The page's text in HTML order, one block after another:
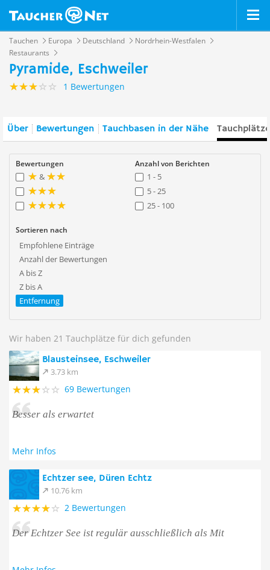
Tauchen Europa Deutschland
Nordrhein-Westfalen
Restaurants
Pyramide, Eschweiler
1 Bewertungen
Über Bewertungen Tauchbasen in der Nähe
Bewertungen
&
Anzahl von Berichten
1 - 5
5 - 25
25 - 100
Sortieren nach
Empfohlene Einträge
Anzahl der Bewertungen
A bis Z
Z bis A
Entfernung
Wir haben 21 Tauchplätze für dich gefunden
Blausteinsee, Eschweiler
3.73 km
69 Bewertungen
Besser als erwartet
Mehr Infos
Echtzer see, Düren Echtz
10.76 km
2 Bewertungen
Der Echtzer See ist regulär ausschließlich als Mit